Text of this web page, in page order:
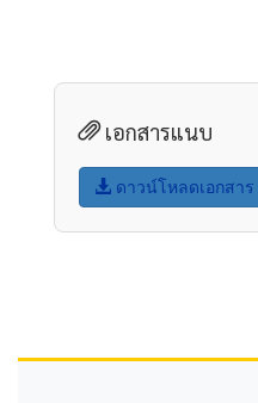
เอกสารแนบ
ดาวน์โหลดเอกสาร